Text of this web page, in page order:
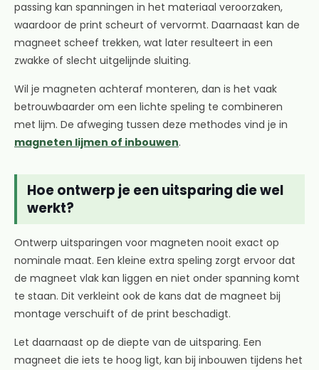
passing kan spanningen in het materiaal veroorzaken,
waardoor de print scheurt of vervormt. Daarnaast kan de
magneet scheef trekken, wat later resulteert in een
zwakke of slecht uitgelijnde sluiting.
Wil je magneten achteraf monteren, dan is het vaak
betrouwbaarder om een lichte speling te combineren
met lijm. De afweging tussen deze methodes vind je in
magneten lijmen of inbouwen.
Hoe ontwerp je een uitsparing die wel
werkt?
Ontwerp uitsparingen voor magneten nooit exact op
nominale maat. Een kleine extra speling zorgt ervoor dat
de magneet vlak kan liggen en niet onder spanning komt
te staan. Dit verkleint ook de kans dat de magneet bij
montage verschuift of de print beschadigt.
Let daarnaast op de diepte van de uitsparing. Een
magneet die iets te hoog ligt, kan bij inbouwen tijdens het